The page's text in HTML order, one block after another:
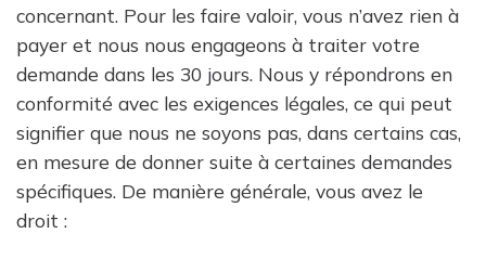
concernant. Pour les faire valoir, vous n’avez rien à
payer et nous nous engageons à traiter votre
demande dans les 30 jours. Nous y répondrons en
conformité avec les exigences légales, ce qui peut
signifier que nous ne soyons pas, dans certains cas,
en mesure de donner suite à certaines demandes
spécifiques. De manière générale, vous avez le
droit :